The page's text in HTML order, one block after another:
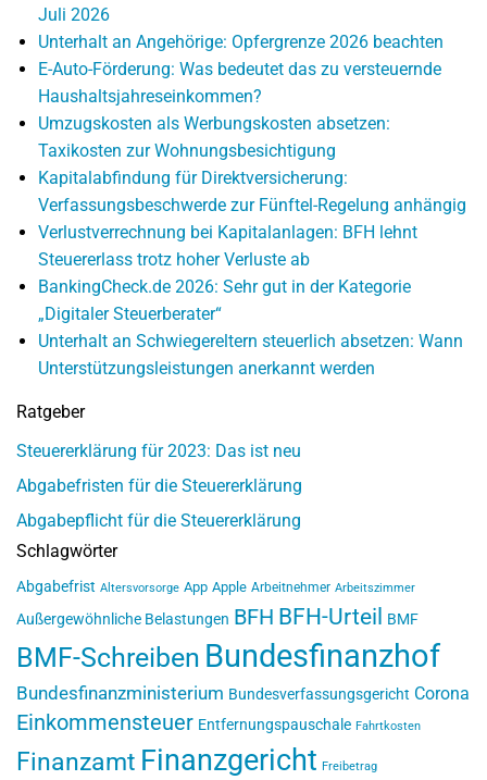
Juli 2026
Unterhalt an Angehörige: Opfergrenze 2026 beachten
E-Auto-Förderung: Was bedeutet das zu versteuernde
Haushaltsjahreseinkommen?
Umzugskosten als Werbungskosten absetzen:
Taxikosten zur Wohnungsbesichtigung
Kapitalabfindung für Direktversicherung:
Verfassungsbeschwerde zur Fünftel-Regelung anhängig
Verlustverrechnung bei Kapitalanlagen: BFH lehnt
Steuererlass trotz hoher Verluste ab
BankingCheck.de 2026: Sehr gut in der Kategorie
„Digitaler Steuerberater“
Unterhalt an Schwiegereltern steuerlich absetzen: Wann
Unterstützungsleistungen anerkannt werden
Ratgeber
Steuererklärung für 2023: Das ist neu
Abgabefristen für die Steuererklärung
Abgabepflicht für die Steuererklärung
Schlagwörter
Abgabefrist Altersvorsorge App Apple Arbeitnehmer Arbeitszimmer
Außergewöhnliche Belastungen BFH BFH-Urteil BMF
BMF-Schreiben Bundesfinanzhof
Bundesfinanzministerium Bundesverfassungsgericht Corona
Einkommensteuer Entfernungspauschale Fahrtkosten
Finanzamt Finanzgericht Freibetrag